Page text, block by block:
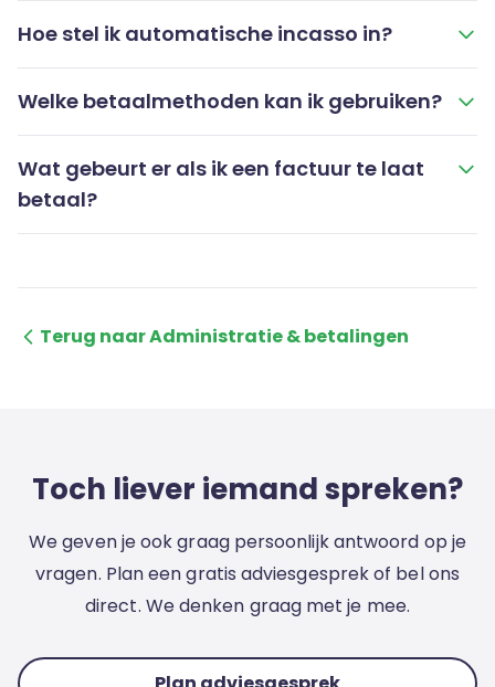
Hoe stel ik automatische incasso in?
Welke betaalmethoden kan ik gebruiken?
Wat gebeurt er als ik een factuur te laat
betaal?
Terug naar Administratie & betalingen
Toch liever iemand spreken?
We geven je ook graag persoonlijk antwoord op je
vragen. Plan een gratis adviesgesprek of bel ons
direct. We denken graag met je mee.